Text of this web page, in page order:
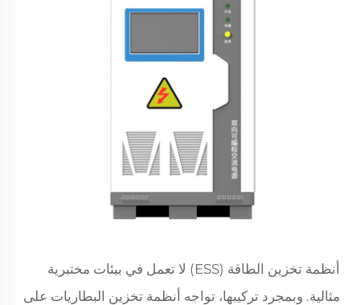
أنظمة تخزين الطاقة (ESS) لا تعمل في بيئات مختبرية
مثالية. وبمجرد تركيبها، تواجه أنظمة تخزين البطاريات على